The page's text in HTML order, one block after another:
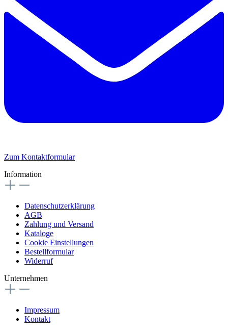
Zum Kontaktformular
Information
Datenschutzerklärung
AGB
Zahlung und Versand
Kataloge
Cookie Einstellungen
Bestellformular
Widerruf
Unternehmen
Impressum
Kontakt